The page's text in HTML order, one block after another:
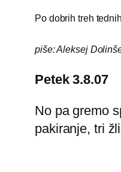
Po dobrih treh
piše: Aleksej
Petek 3.8.07
No pa gremo
pakiranje, tri